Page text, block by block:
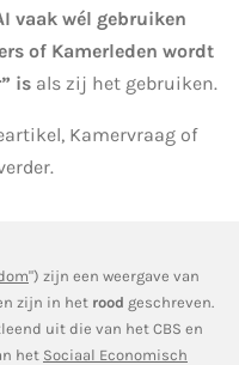
vaak wél gebruiken
of Kamerleden wordt
is als zij het gebruiken.
Kamervraag of
") zijn een weergave van
zijn in het rood geschreven.
uit die van het CBS en
het Sociaal Economisch